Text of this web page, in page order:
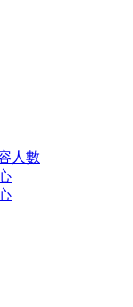
人數